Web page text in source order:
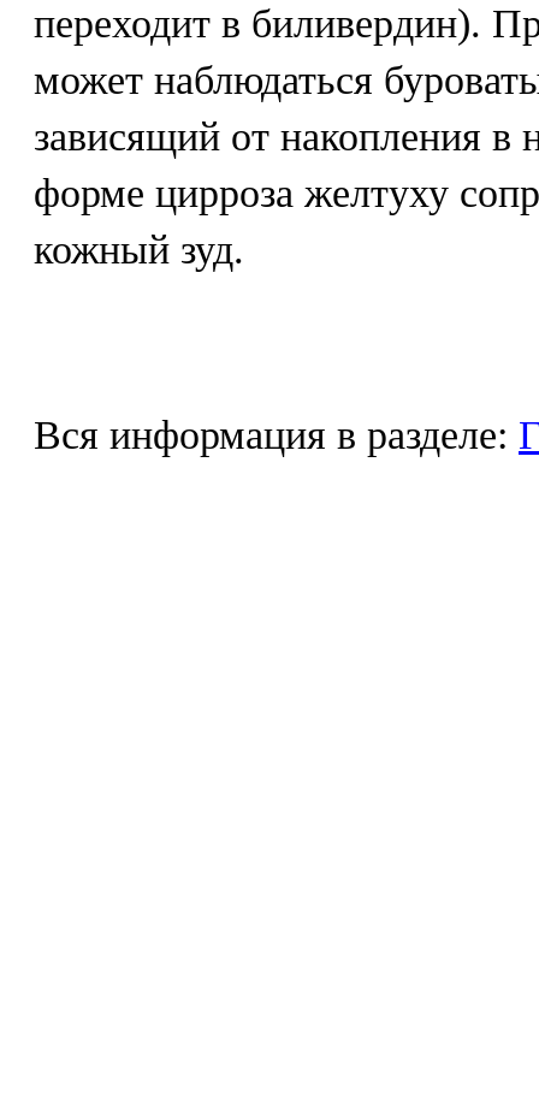
переходит в биливердин).
может наблюдаться
зависящий от накопления в
форме цирроза желтуху
кожный зуд.
Вся информация в разделе: